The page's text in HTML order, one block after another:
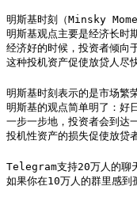
明斯基时刻（Minsky
明斯基观点主要是经济长时
经济好的时候，投资者倾向
这种投机资产促使放贷人尽
明斯基时刻表示的是市场繁
明斯基的观点简单明了：好
一步一步地，投资者会到达
投机性资产的损失促使放贷
Telegram支持20万人的聊
如果你在10万人的群里感到